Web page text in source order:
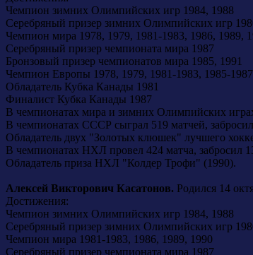
Чемпион зимних Олимпийских игр 1984, 1988
Серебряный призер зимних Олимпийских игр
Чемпион мира 1978, 1979, 1981-1983, 1986, 1989,
Серебряный призер чемпионата мира 1987
Бронзовый призер чемпионатов мира 1985, 1991
Чемпион Европы 1978, 1979, 1981-1983, 1985-
Обладатель Кубка Канады 1981
Финалист Кубка Канады 1987
В чемпионатах мира и зимних Олимпийских
В чемпионатах СССР сыграл 519 матчей,
Обладатель двух "Золотых клюшек" лучшего
В чемпионатах НХЛ провел 424 матча, забросил
Обладатель приза НХЛ "Колдер Трофи" (1990).
Алексей Викторович Касатонов. Родился 14
Достижения:
Чемпион зимних Олимпийских игр 1984, 1988
Серебряный призер зимних Олимпийских игр
Чемпион мира 1981-1983, 1986, 1989, 1990
Серебряный призер чемпионата мира 1987